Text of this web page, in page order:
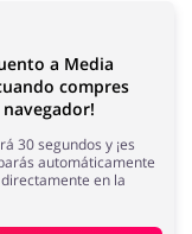
a Media
compres
30 segundos y ¡es
automáticamente
en la